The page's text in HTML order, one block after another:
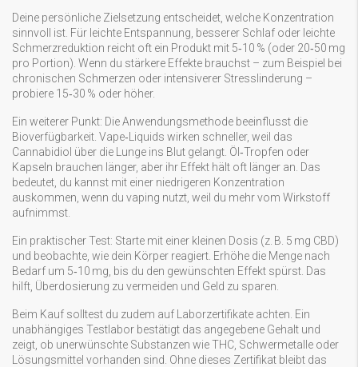
Deine persönliche Zielsetzung entscheidet, welche Konzentration
sinnvoll ist. Für leichte Entspannung, besserer Schlaf oder leichte
Schmerzreduktion reicht oft ein Produkt mit 5‑10 % (oder 20‑50 mg
pro Portion). Wenn du stärkere Effekte brauchst – zum Beispiel bei
chronischen Schmerzen oder intensiverer Stresslinderung –
probiere 15‑30 % oder höher.
Ein weiterer Punkt: Die Anwendungsmethode beeinflusst die
Bioverfügbarkeit. Vape‑Liquids wirken schneller, weil das
Cannabidiol über die Lunge ins Blut gelangt. Öl‑Tropfen oder
Kapseln brauchen länger, aber ihr Effekt hält oft länger an. Das
bedeutet, du kannst mit einer niedrigeren Konzentration
auskommen, wenn du vaping nutzt, weil du mehr vom Wirkstoff
aufnimmst.
Ein praktischer Test: Starte mit einer kleinen Dosis (z. B. 5 mg CBD)
und beobachte, wie dein Körper reagiert. Erhöhe die Menge nach
Bedarf um 5‑10 mg, bis du den gewünschten Effekt spürst. Das
hilft, Überdosierung zu vermeiden und Geld zu sparen.
Beim Kauf solltest du zudem auf Laborzertifikate achten. Ein
unabhängiges Testlabor bestätigt das angegebene Gehalt und
zeigt, ob unerwünschte Substanzen wie THC, Schwermetalle oder
Lösungsmittel vorhanden sind. Ohne dieses Zertifikat bleibt das